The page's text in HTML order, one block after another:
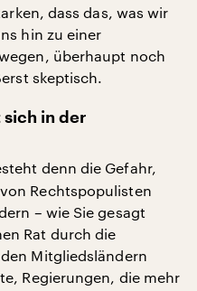
dass das, was wir
hin zu einer
überhaupt noch
skeptisch.
in der
denn die Gefahr,
Rechtspopulisten
– wie Sie gesagt
Rat durch die
Mitgliedsländern
Regierungen, die mehr